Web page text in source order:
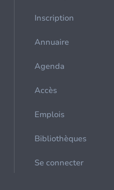
Inscription
Annuaire
Agenda
Accès
Emplois
Bibliothèques
Se connecter